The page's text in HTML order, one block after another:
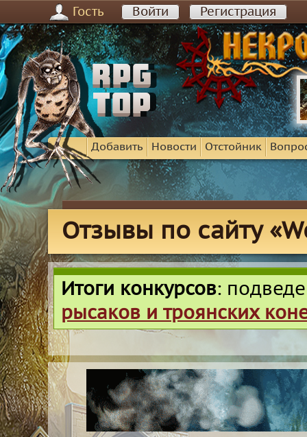
Гость Войти Регистрация
Добавить Новости Отстойник
Отзывы по сайту
Итоги конкурсов:
рысаков и троянских